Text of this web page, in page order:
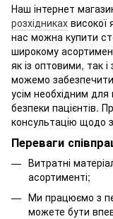
Наш інтернет
розхідниках високої
нас можна купити
широкому
як із оптовими, так
можемо забезпечити
усім необхідним для
безпеки пацієнтів.
консультацію щодо
Переваги
Витратні
асортименті;
Ми працюємо з
можете бути